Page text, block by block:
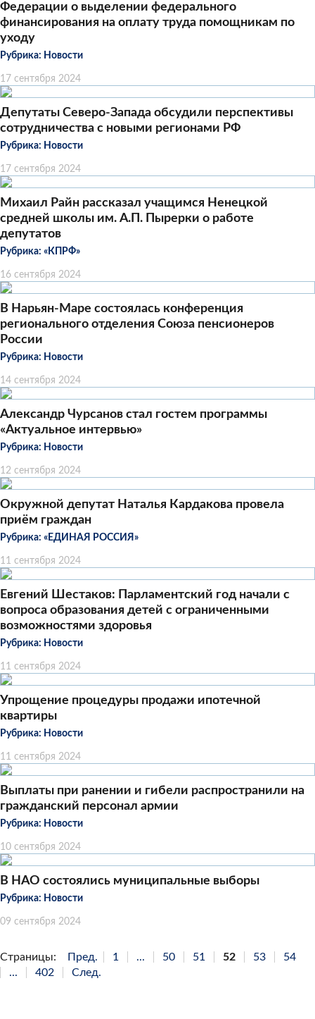
Федерации о выделении федерального
финансирования на оплату труда помощникам по
уходу
Рубрика: Новости
17 сентября 2024
Депутаты Северо-Запада обсудили перспективы
сотрудничества с новыми регионами РФ
Рубрика: Новости
17 сентября 2024
Михаил Райн рассказал учащимся Ненецкой
средней школы им. А.П. Пырерки о работе
депутатов
Рубрика: «КПРФ»
16 сентября 2024
В Нарьян-Маре состоялась конференция
регионального отделения Союза пенсионеров
России
Рубрика: Новости
14 сентября 2024
Александр Чурсанов стал гостем программы
«Актуальное интервью»
Рубрика: Новости
12 сентября 2024
Окружной депутат Наталья Кардакова провела
приём граждан
Рубрика: «ЕДИНАЯ РОССИЯ»
11 сентября 2024
Евгений Шестаков: Парламентский год начали с
вопроса образования детей с ограниченными
возможностями здоровья
Рубрика: Новости
11 сентября 2024
Упрощение процедуры продажи ипотечной
квартиры
Рубрика: Новости
11 сентября 2024
Выплаты при ранении и гибели распространили на
гражданский персонал армии
Рубрика: Новости
10 сентября 2024
В НАО состоялись муниципальные выборы
Рубрика: Новости
09 сентября 2024
Страницы: Пред. 1 ... 50 51 52 53
54
...
402 След.